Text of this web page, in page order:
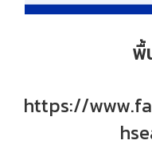
พื้
https://